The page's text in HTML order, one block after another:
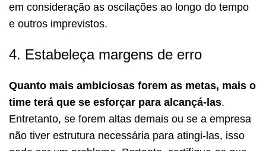
em consideração as oscilações ao longo do tempo
e outros imprevistos.
4. Estabeleça margens de erro
Quanto mais ambiciosas forem as metas, mais o
time terá que se esforçar para alcançá-las.
Entretanto, se forem altas demais ou se a empresa
não tiver estrutura necessária para atingi-las, isso